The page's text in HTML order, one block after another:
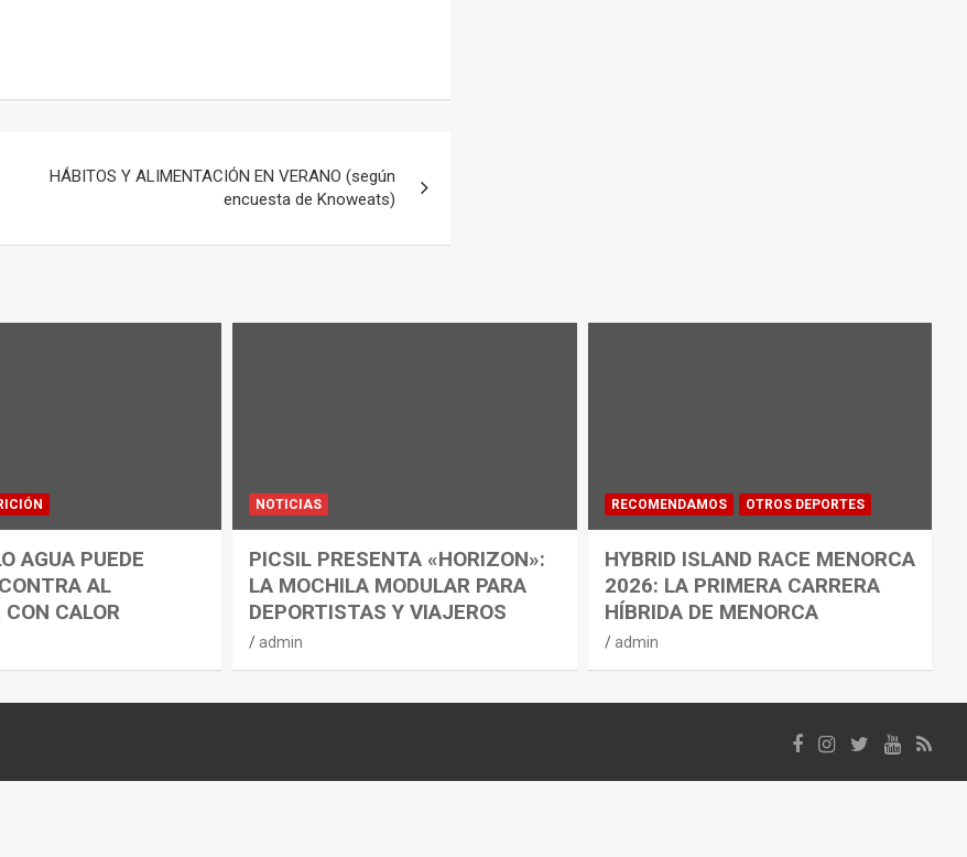
HÁBITOS Y ALIMENTACIÓN EN VERANO (según
encuesta de Knoweats)
AGUA PUEDE
AL
CALOR
NOTICIAS
PICSIL PRESENTA «HORIZON»:
LA MOCHILA MODULAR PARA
DEPORTISTAS Y VIAJEROS
admin
RECOMENDAMOS OTROS DEPORTES
HYBRID ISLAND RACE MENORCA
2026: LA PRIMERA CARRERA
HÍBRIDA DE MENORCA
admin